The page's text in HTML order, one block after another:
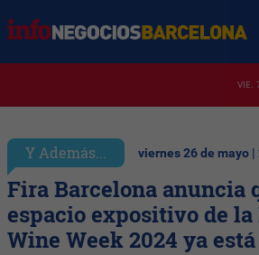
VIE.
Y Además... viernes 26 de mayo |
Fira Barcelona anuncia
espacio expositivo de
Wine Week 2024 ya